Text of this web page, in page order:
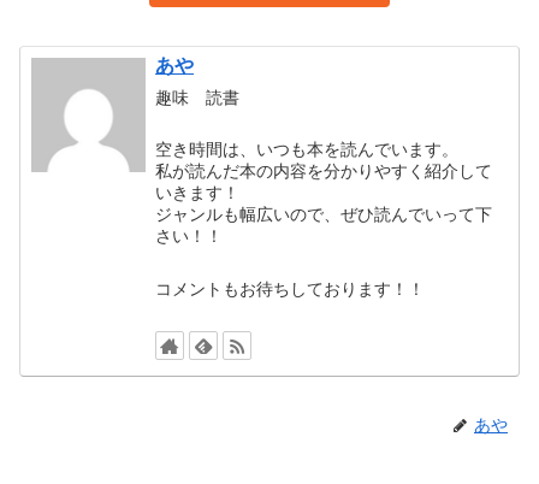
あや
趣味 読書
空き時間は、いつも本を読んでいます。
私が読んだ本の内容を分かりやすく紹介して
いきます！
ジャンルも幅広いので、ぜひ読んでいって下
さい！！
コメントもお待ちしております！！
あや